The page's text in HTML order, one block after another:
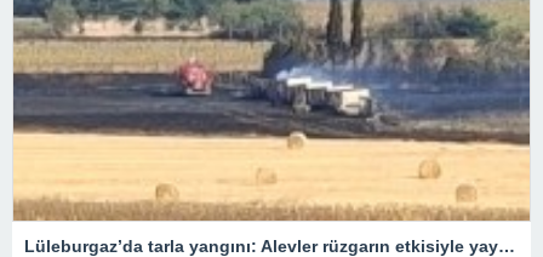
Lüleburgaz’da tarla yangını: Alevler rüzgarın etkisiyle yayıldı